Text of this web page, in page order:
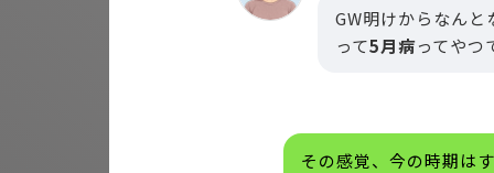
GW明けからなん
って5月病ってやつ
その感覚、今の時期は